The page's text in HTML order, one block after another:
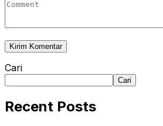
Cari
Cari
Recent Posts